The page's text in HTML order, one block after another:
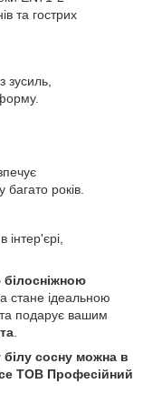
та гострих
зусиль,
років.
стане ідеальною
та подарує вашим
сосну можна в
ТОВ Професійний